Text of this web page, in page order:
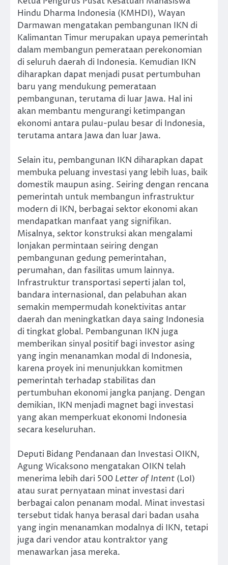
Hindu Dharma Indonesia (KMHDI), Wayan
Darmawan mengatakan pembangunan IKN di
Kalimantan Timur merupakan upaya pemerintah
dalam membangun pemerataan perekonomian
di seluruh daerah di Indonesia. Kemudian IKN
diharapkan dapat menjadi pusat pertumbuhan
baru yang mendukung pemerataan
pembangunan, terutama di luar Jawa. Hal ini
akan membantu mengurangi ketimpangan
ekonomi antara pulau-pulau besar di Indonesia,
terutama antara Jawa dan luar Jawa.
Selain itu, pembangunan IKN diharapkan dapat
membuka peluang investasi yang lebih luas, baik
domestik maupun asing. Seiring dengan rencana
pemerintah untuk membangun infrastruktur
modern di IKN, berbagai sektor ekonomi akan
mendapatkan manfaat yang signifikan.
Misalnya, sektor konstruksi akan mengalami
lonjakan permintaan seiring dengan
pembangunan gedung pemerintahan,
perumahan, dan fasilitas umum lainnya.
Infrastruktur transportasi seperti jalan tol,
bandara internasional, dan pelabuhan akan
semakin mempermudah konektivitas antar
daerah dan meningkatkan daya saing Indonesia
di tingkat global. Pembangunan IKN juga
memberikan sinyal positif bagi investor asing
yang ingin menanamkan modal di Indonesia,
karena proyek ini menunjukkan komitmen
pemerintah terhadap stabilitas dan
pertumbuhan ekonomi jangka panjang. Dengan
demikian, IKN menjadi magnet bagi investasi
yang akan memperkuat ekonomi Indonesia
secara keseluruhan.
Deputi Bidang Pendanaan dan Investasi OIKN,
Agung Wicaksono mengatakan OIKN telah
menerima lebih dari 500 Letter of Intent (LoI)
atau surat pernyataan minat investasi dari
berbagai calon penanam modal. Minat investasi
tersebut tidak hanya berasal dari badan usaha
yang ingin menanamkan modalnya di IKN, tetapi
juga dari vendor atau kontraktor yang
menawarkan jasa mereka.